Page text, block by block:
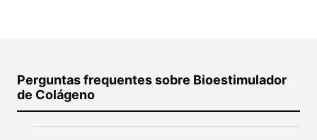
Perguntas frequentes sobre Bioestimulador
de Colágeno